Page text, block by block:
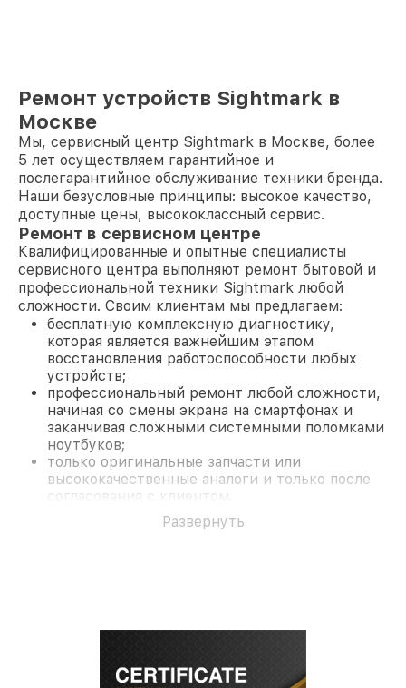
Ремонт устройств Sightmark в
Москве
Мы, сервисный центр Sightmark в Москве, более
5 лет осуществляем гарантийное и
послегарантийное обслуживание техники бренда.
Наши безусловные принципы: высокое качество,
доступные цены, высококлассный сервис.
Ремонт в сервисном центре
Квалифицированные и опытные специалисты
сервисного центра выполняют ремонт бытовой и
профессиональной техники Sightmark любой
сложности. Своим клиентам мы предлагаем:
бесплатную комплексную диагностику,
которая является важнейшим этапом
восстановления работоспособности любых
устройств;
профессиональный ремонт любой сложности,
начиная со смены экрана на смартфонах и
заканчивая сложными системными поломками
ноутбуков;
только оригинальные запчасти или
высококачественные аналоги и только после
согласования с клиентом.
На все работы и замененные комплектующие
предоставляется длительная гарантия. В случае
современное оборудование и
Развернуть